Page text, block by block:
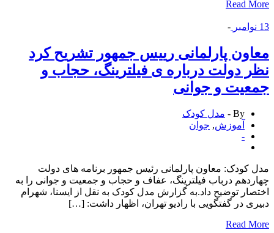
Read
پارلمانی رییس جمهور تشریح كرد
دولت درباره ی فیلترینگ، حجاب و
و جوانی
By -
مدل کودک
آموزش, جوان
کودک: معاون پارلمانی رئیس جمهور برنامه های دولت
درباب فیلترینگ، عفاف و حجاب و جمعیت و جوانی را به
توضیح داد.به گزارش مدل کودک به نقل از ایسنا، شهرام
در گفتگویی با رادیو تهران، اظهار داشت: […]
Read